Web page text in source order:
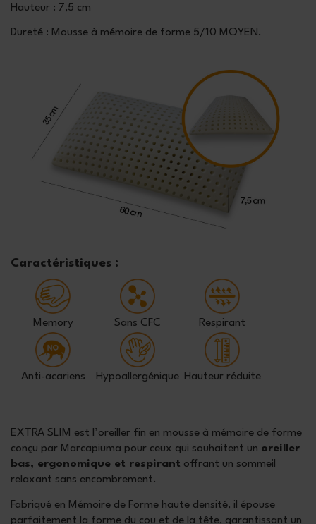
Hauteur : 7,5 cm
Dureté : Mousse à mémoire de forme 5/10 MOYEN.
Caractéristiques :
Memory Sans CFC Respirant
Anti-acariens Hypoallergénique Hauteur réduite
EXTRA SLIM est l’oreiller fin en mousse à mémoire de forme
conçu par Marcapiuma pour ceux qui souhaitent un oreiller
bas, ergonomique et respirant offrant un sommeil
relaxant sans encombrement.
Fabriqué en Mémoire de Forme haute densité, il épouse
parfaitement la forme du cou et de la tête, garantissant un